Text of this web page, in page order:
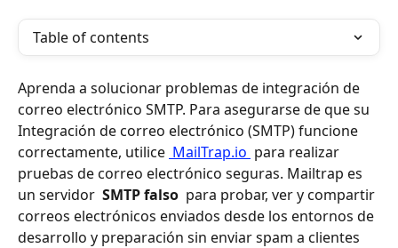
Table of contents
Aprenda a solucionar problemas de integración de
correo electrónico SMTP. Para asegurarse de que su
Integración de correo electrónico (SMTP) funcione
correctamente, utilice MailTrap.io para realizar
pruebas de correo electrónico seguras. Mailtrap es
un servidor SMTP falso para probar, ver y compartir
correos electrónicos enviados desde los entornos de
desarrollo y preparación sin enviar spam a clientes